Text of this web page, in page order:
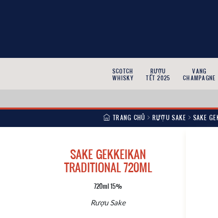
SCOTCH
WHISKY
RƯỢU
TẾT 2025
VANG
CHAMPAGNE
TRANG CHỦ RƯỢU SAKE SAKE
SAKE GEKKEIKAN
TRADITIONAL 720ML
720ml 15%
Rượu Sake